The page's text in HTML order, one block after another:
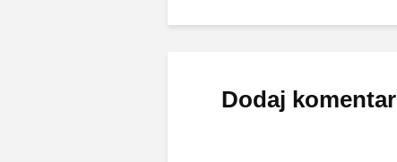
Dodaj komentar